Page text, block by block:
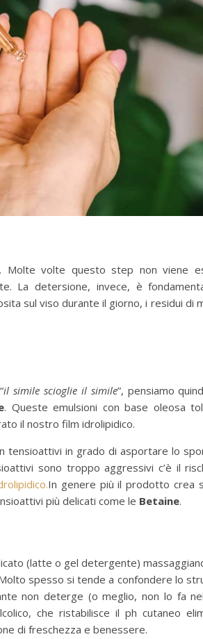
volte questo step non viene
La detersione, invece, è
sul viso durante il giorno, i residui di
il simile scioglie il simile”, pensiamo
. Queste emulsioni con base oleosa
il nostro film idrolipidico.
tensioattivi in grado di asportare lo
sono troppo aggressivi c’è il
In genere più il prodotto crea
più delicati come le Betaine.
(latte o gel detergente)
spesso si tende a confondere lo
non deterge (o meglio, non lo fa
che ristabilisce il ph cutaneo
di freschezza e benessere.